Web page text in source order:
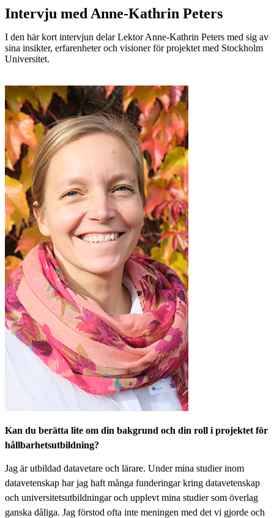
Intervju med Anne-Kathrin Peters
I den här kort intervjun delar Lektor Anne-Kathrin Peters med sig av
sina insikter, erfarenheter och visioner för projektet med Stockholm
Universitet.
Kan du berätta lite om din bakgrund och din roll i projektet för
hållbarhetsutbildning?
Jag är utbildad datavetare och lärare. Under mina studier inom
datavetenskap har jag haft många funderingar kring datavetenskap
och universitetsutbildningar och upplevt mina studier som överlag
ganska dåliga. Jag förstod ofta inte meningen med det vi gjorde och